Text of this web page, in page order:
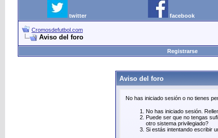
twitter facebook
Cromosdefutbol.com
Aviso del foro
Registrarse
Aviso del foro
No has iniciado sesión o no tienes
No has iniciado sesión.
Puede ser que no tengas
otro sistema privilegiado?
Si estás intentando escribir